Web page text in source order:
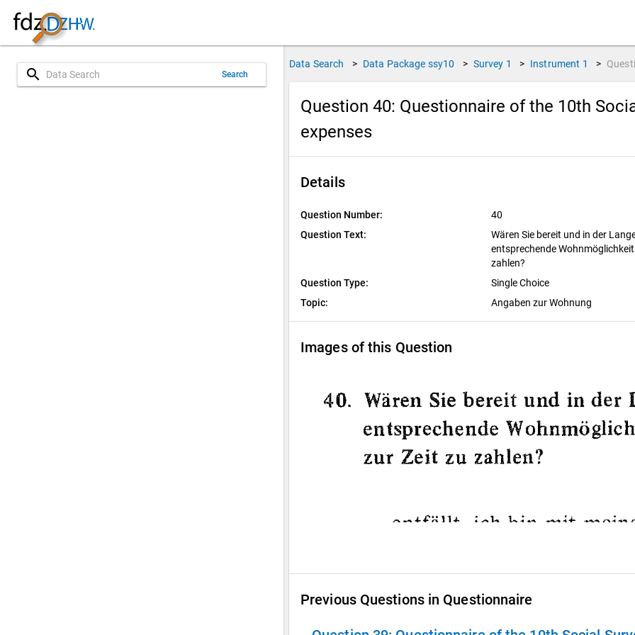
search Search
Data Search > Data Package ssy10 > Survey 1 > Instrument 1 >
Question 40: Questionnaire of the 10th
expenses
Details
Question Number:
40
Question Text:
Wären Sie bereit und in der
entsprechende
zahlen?
Question Type:
Single Choice
Topic:
Angaben zur Wohnung
Images of this Question
Previous Questions in Questionnaire